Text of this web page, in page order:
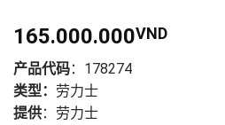
165.000.000VND
产品代码：178274
类型： 劳力士
提供：劳力士